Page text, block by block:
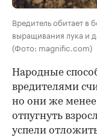
Вредитель обитает в
выращивания лука и
(Фото: magnific.com)
Народные
вредителями
но они же
отпугнуть
успели